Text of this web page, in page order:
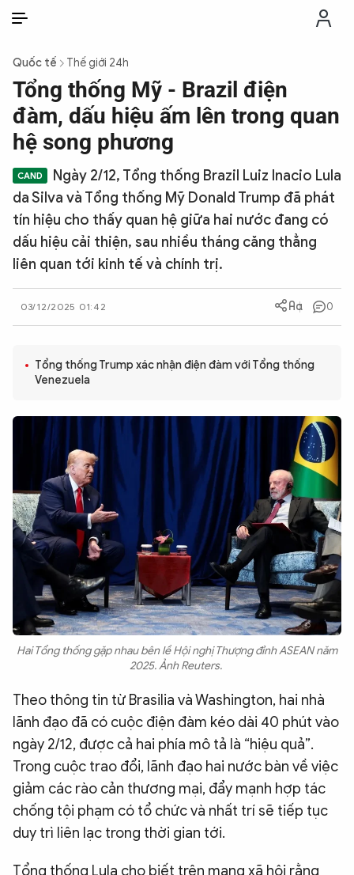
THỜI SỰ
CHỐNG DIỄN BIẾN HÒA BÌNH
CÔNG AN TRONG LÒNG DÂN
XÃ HỘI
PHÁP LUẬT
CÔNG NGHỆ
QUỐC TẾ
VĂN HÓA - THỂ THAO
BẠN ĐỌC & CAND
ĐA PHƯƠNG TIỆN
eMagazine
Podcast
Video Ảnh
Infographic
Chuyên trangAn ninh thế giớiVăn nghệ Công an
Chuyên đề
Quốc tế Thế giới 24h
Tổng thống Mỹ - Brazil điện
đàm, dấu hiệu ấm lên trong quan
hệ song phương
Ngày 2/12, Tổng thống Brazil Luiz Inacio Lula
da Silva và Tổng thống Mỹ Donald Trump đã phát
tín hiệu cho thấy quan hệ giữa hai nước đang có
dấu hiệu cải thiện, sau nhiều tháng căng thẳng
liên quan tới kinh tế và chính trị.
03/12/2025 01:42 0
Tổng thống Trump xác nhận điện đàm với Tổng thống
Venezuela
Hai Tổng thống gặp nhau bên lề Hội nghị Thượng đỉnh ASEAN năm
2025. Ảnh Reuters.
Theo thông tin từ Brasilia và Washington, hai nhà
lãnh đạo đã có cuộc điện đàm kéo dài 40 phút vào
ngày 2/12, được cả hai phía mô tả là “hiệu quả”.
Trong cuộc trao đổi, lãnh đạo hai nước bàn về việc
giảm các rào cản thương mại, đẩy mạnh hợp tác
chống tội phạm có tổ chức và nhất trí sẽ tiếp tục
duy trì liên lạc trong thời gian tới.
Tổng thống Lula cho biết trên mạng xã hội rằng